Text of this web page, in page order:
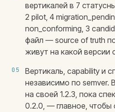
вертикалей в 7
2 pilot, 4
non_conforming, 3
файл — source of truth
живут на какой версии
05
Вертикаль, capability и
независимо по semver.
на своей 1.2.3, пока
0.2.0, — главное, чтобы